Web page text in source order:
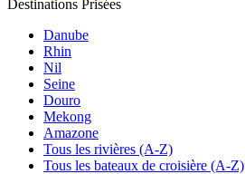
Destinations Prisées
Danube
Rhin
Nil
Seine
Douro
Mekong
Amazone
Tous les rivières (A-Z)
Tous les bateaux de croisière (A-Z)